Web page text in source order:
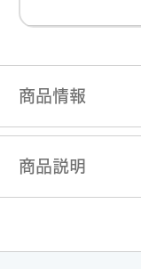
商品情報
商品説明